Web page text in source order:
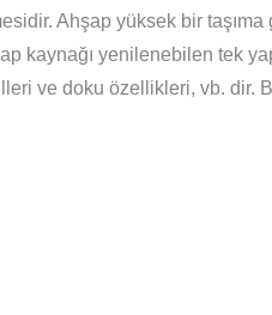
Ahşap yüksek bir taşıma
kaynağı yenilenebilen tek
ve doku özellikleri, vb. dir.